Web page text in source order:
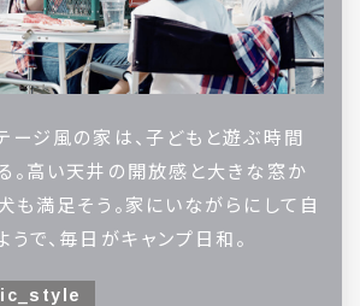
ージ風の家は、子どもと遊ぶ時間
。高い天井の開放感と大きな窓か
も満足そう。家にいながらにして自
で、毎日がキャンプ日和。